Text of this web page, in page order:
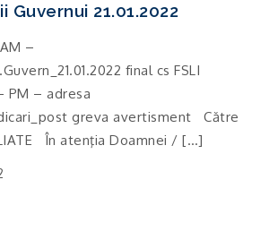
21.01.2022
–
final cs FSLI
PM – adresa
greva avertisment Către
În atenţia Doamnei / […]